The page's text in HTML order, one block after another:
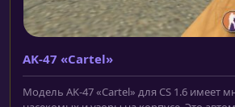
AK-47 «Cartel»
Модель AK-47 «Cartel» для CS 1.6 имеет